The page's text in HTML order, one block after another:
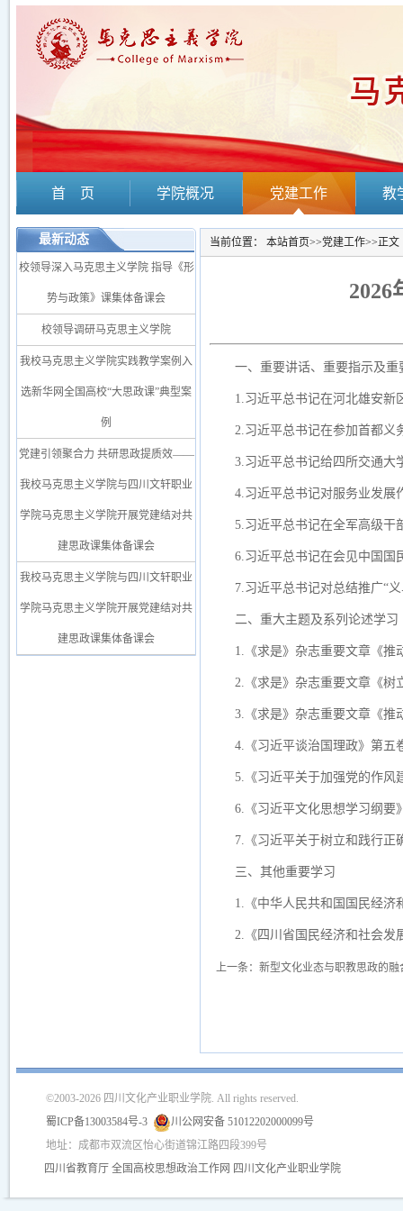
首 页 学院概况 党建工作 教
最新动态
校领导深入马克思主义学院 指导《形
势与政策》课集体备课会
校领导调研马克思主义学院
我校马克思主义学院实践教学案例入
选新华网全国高校“大思政课”典型案
例
党建引领聚合力 共研思政提质效——
我校马克思主义学院与四川文轩职业
学院马克思主义学院开展党建结对共
建思政课集体备课会
我校马克思主义学院与四川文轩职业
学院马克思主义学院开展党建结对共
建思政课集体备课会
当前位置： 本站首页>>党建工作>>正文
2026
一、重要讲话、重要指示及重
1.习近平总书记在河北雄安新
2.习近平总书记在参加首都义
3.习近平总书记给四所交通大
4.习近平总书记对服务业发展
5.习近平总书记在全军高级干
6.习近平总书记在会见中国国
7.习近平总书记对总结推广“
二、重大主题及系列论述学习
1.《求是》杂志重要文章《推
2.《求是》杂志重要文章《树
3.《求是》杂志重要文章《推
4.《习近平谈治国理政》第五
5.《习近平关于加强党的作风
6.《习近平文化思想学习纲要
7.《习近平关于树立和践行正
三、其他重要学习
1.《中华人民共和国国民经济
2.《四川省国民经济和社会发
上一条： 新型文化业态与职教思政的
©2003-2026 四川文化产业职业学院. All rights reserved.
蜀ICP备13003584号-3
川公网安备 51012202000099号
地址：成都市双流区怡心街道锦江路四段399号
四川省教育厅 全国高校思想政治工作网 四川文化产业职业学院